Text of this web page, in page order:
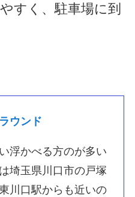
すく、駐車場に到
ウンド
浮かべる方のが多い
埼玉県川口市の戸塚
川口駅からも近いの